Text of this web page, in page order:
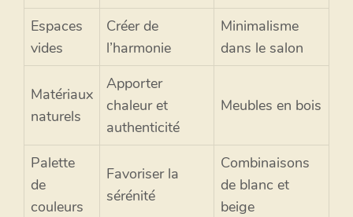
Espaces
vides
Créer de
l’harmonie
Minimalisme
dans le salon
Matériaux
naturels
Apporter
chaleur et
authenticité
Meubles en bois
Palette
de
couleurs
Favoriser la
sérénité
Combinaisons
de blanc et
beige